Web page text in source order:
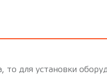
то для установки